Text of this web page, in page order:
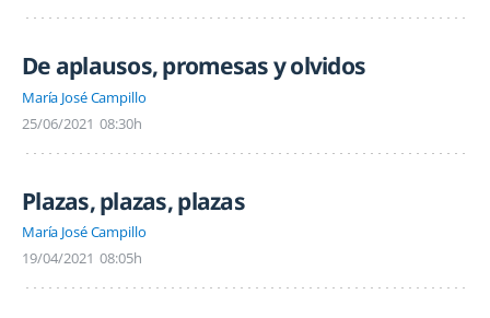
De aplausos, promesas y olvidos
María José Campillo
25/06/2021 08:30h
Plazas, plazas, plazas
María José Campillo
19/04/2021 08:05h